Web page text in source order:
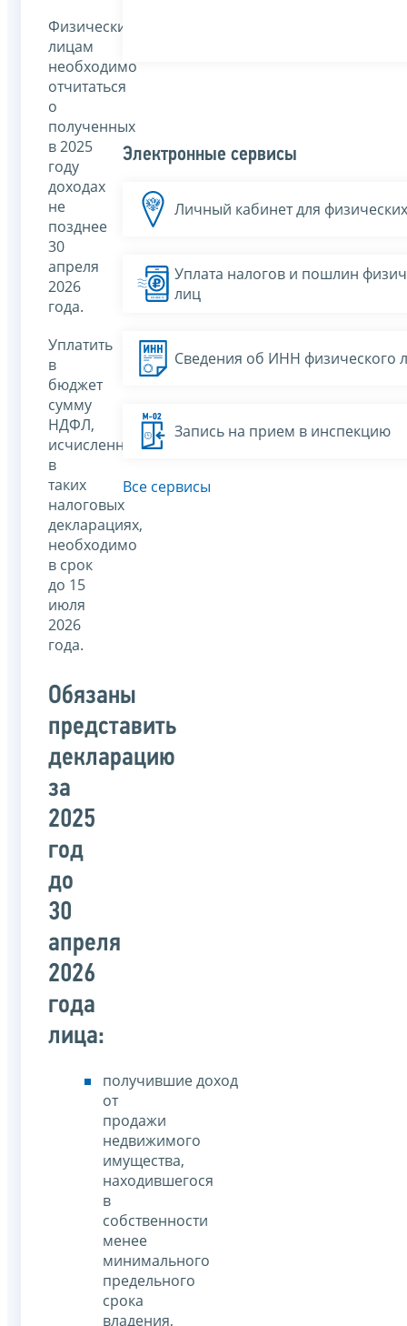
Физическим
лицам
необходимо
отчитаться
о
полученных
в 2025
году
доходах
не
позднее
30
апреля
2026
года.
Уплатить
в
бюджет
сумму
НДФЛ,
исчисленную
в
таких
налоговых
декларациях,
необходимо
в срок
до 15
июля
2026
года.
Обязаны
представить
декларацию
за
2025
год
до
30
апреля
2026
года
лица:
получившие доход
от
продажи
недвижимого
имущества,
находившегося
в
собственности
менее
минимального
предельного
срока
владения,
Электронные сервисы
Личный кабинет для
Уплата налогов и пошлин
лиц
Сведения об ИНН физического
Запись на прием в инспекцию
Все сервисы